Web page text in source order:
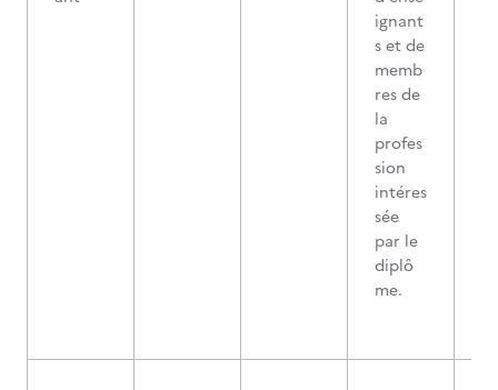
ignant
s et de
memb
res de
la
profes
sion
intéres
sée
par le
diplô
me.